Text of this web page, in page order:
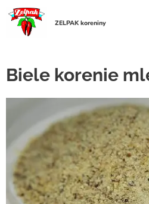
ZELPAK koreniny
Biele korenie